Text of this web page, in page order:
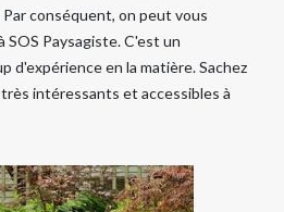
conséquent, on peut vous
SOS Paysagiste. C'est un
d'expérience en la matière. Sachez
intéressants et accessibles à